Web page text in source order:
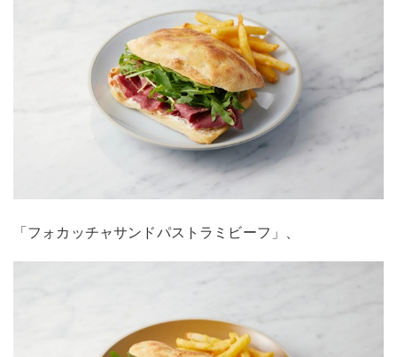
「フォカッチャサンドパストラミビーフ」、